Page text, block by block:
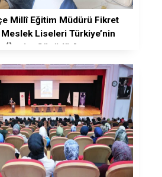
Millî Eğitim Müdürü Fikret
Meslek Liseleri Türkiye’nin
Üretim Gücüdür”